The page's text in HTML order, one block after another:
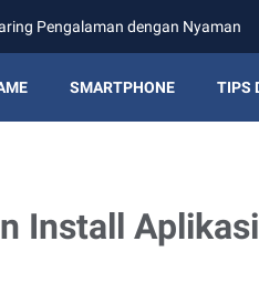
Pengalaman dengan Nyaman
SMARTPHONE TIPS
Install